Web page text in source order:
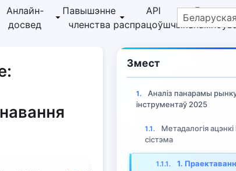
Анлайн-
досвед
Павышэнне
членства
API
распрацоўшчыка
Змест
1.
Аналіз панарамы
інструментаў 2025
1.1.
Метадалогія ацэнкі
сістэма
1.1.1.
1.